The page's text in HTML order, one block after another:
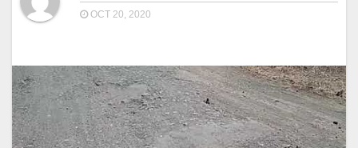
OCT 20, 2020